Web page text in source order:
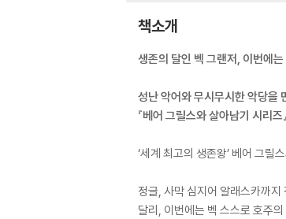
책소개
생존의 달인 벡 그랜저, 이번에
성난 악어와 무시무시한 악당을
『베어 그릴스와 살아남기 시리즈
‘세계 최고의 생존왕’ 베어 그릴
정글, 사막 심지어 알래스카까
달리, 이번에는 벡 스스로 호주